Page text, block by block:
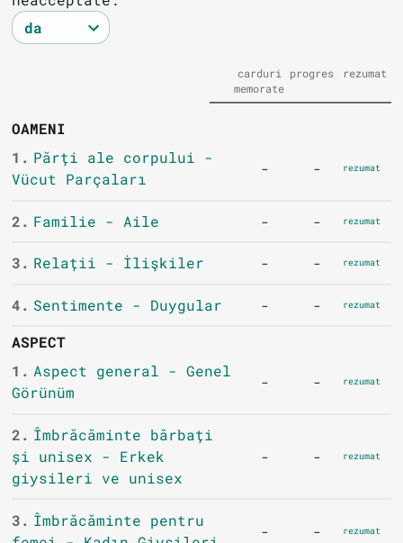
carduri
memorate
progres rezumat
OAMENI
1. Părți ale corpului -
Vücut Parçaları
- - rezumat
2. Familie - Aile - - rezumat
3. Relații - İlişkiler - - rezumat
4. Sentimente - Duygular - - rezumat
ASPECT
1. Aspect general - Genel
Görünüm
- - rezumat
2. Îmbrăcăminte bărbați
și unisex - Erkek
giysileri ve unisex
- - rezumat
3. Îmbrăcăminte pentru
- - rezumat